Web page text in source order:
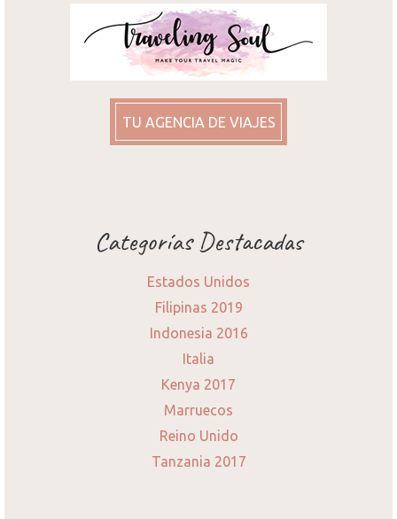
TU AGENCIA DE VIAJES
Categorías Destacadas
Estados Unidos
Filipinas 2019
Indonesia 2016
Italia
Kenya 2017
Marruecos
Reino Unido
Tanzania 2017